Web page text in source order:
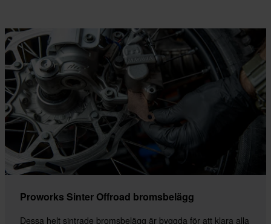
Proworks Sinter Offroad bromsbelägg
Dessa helt sintrade bromsbelägg är byggda för att klara alla